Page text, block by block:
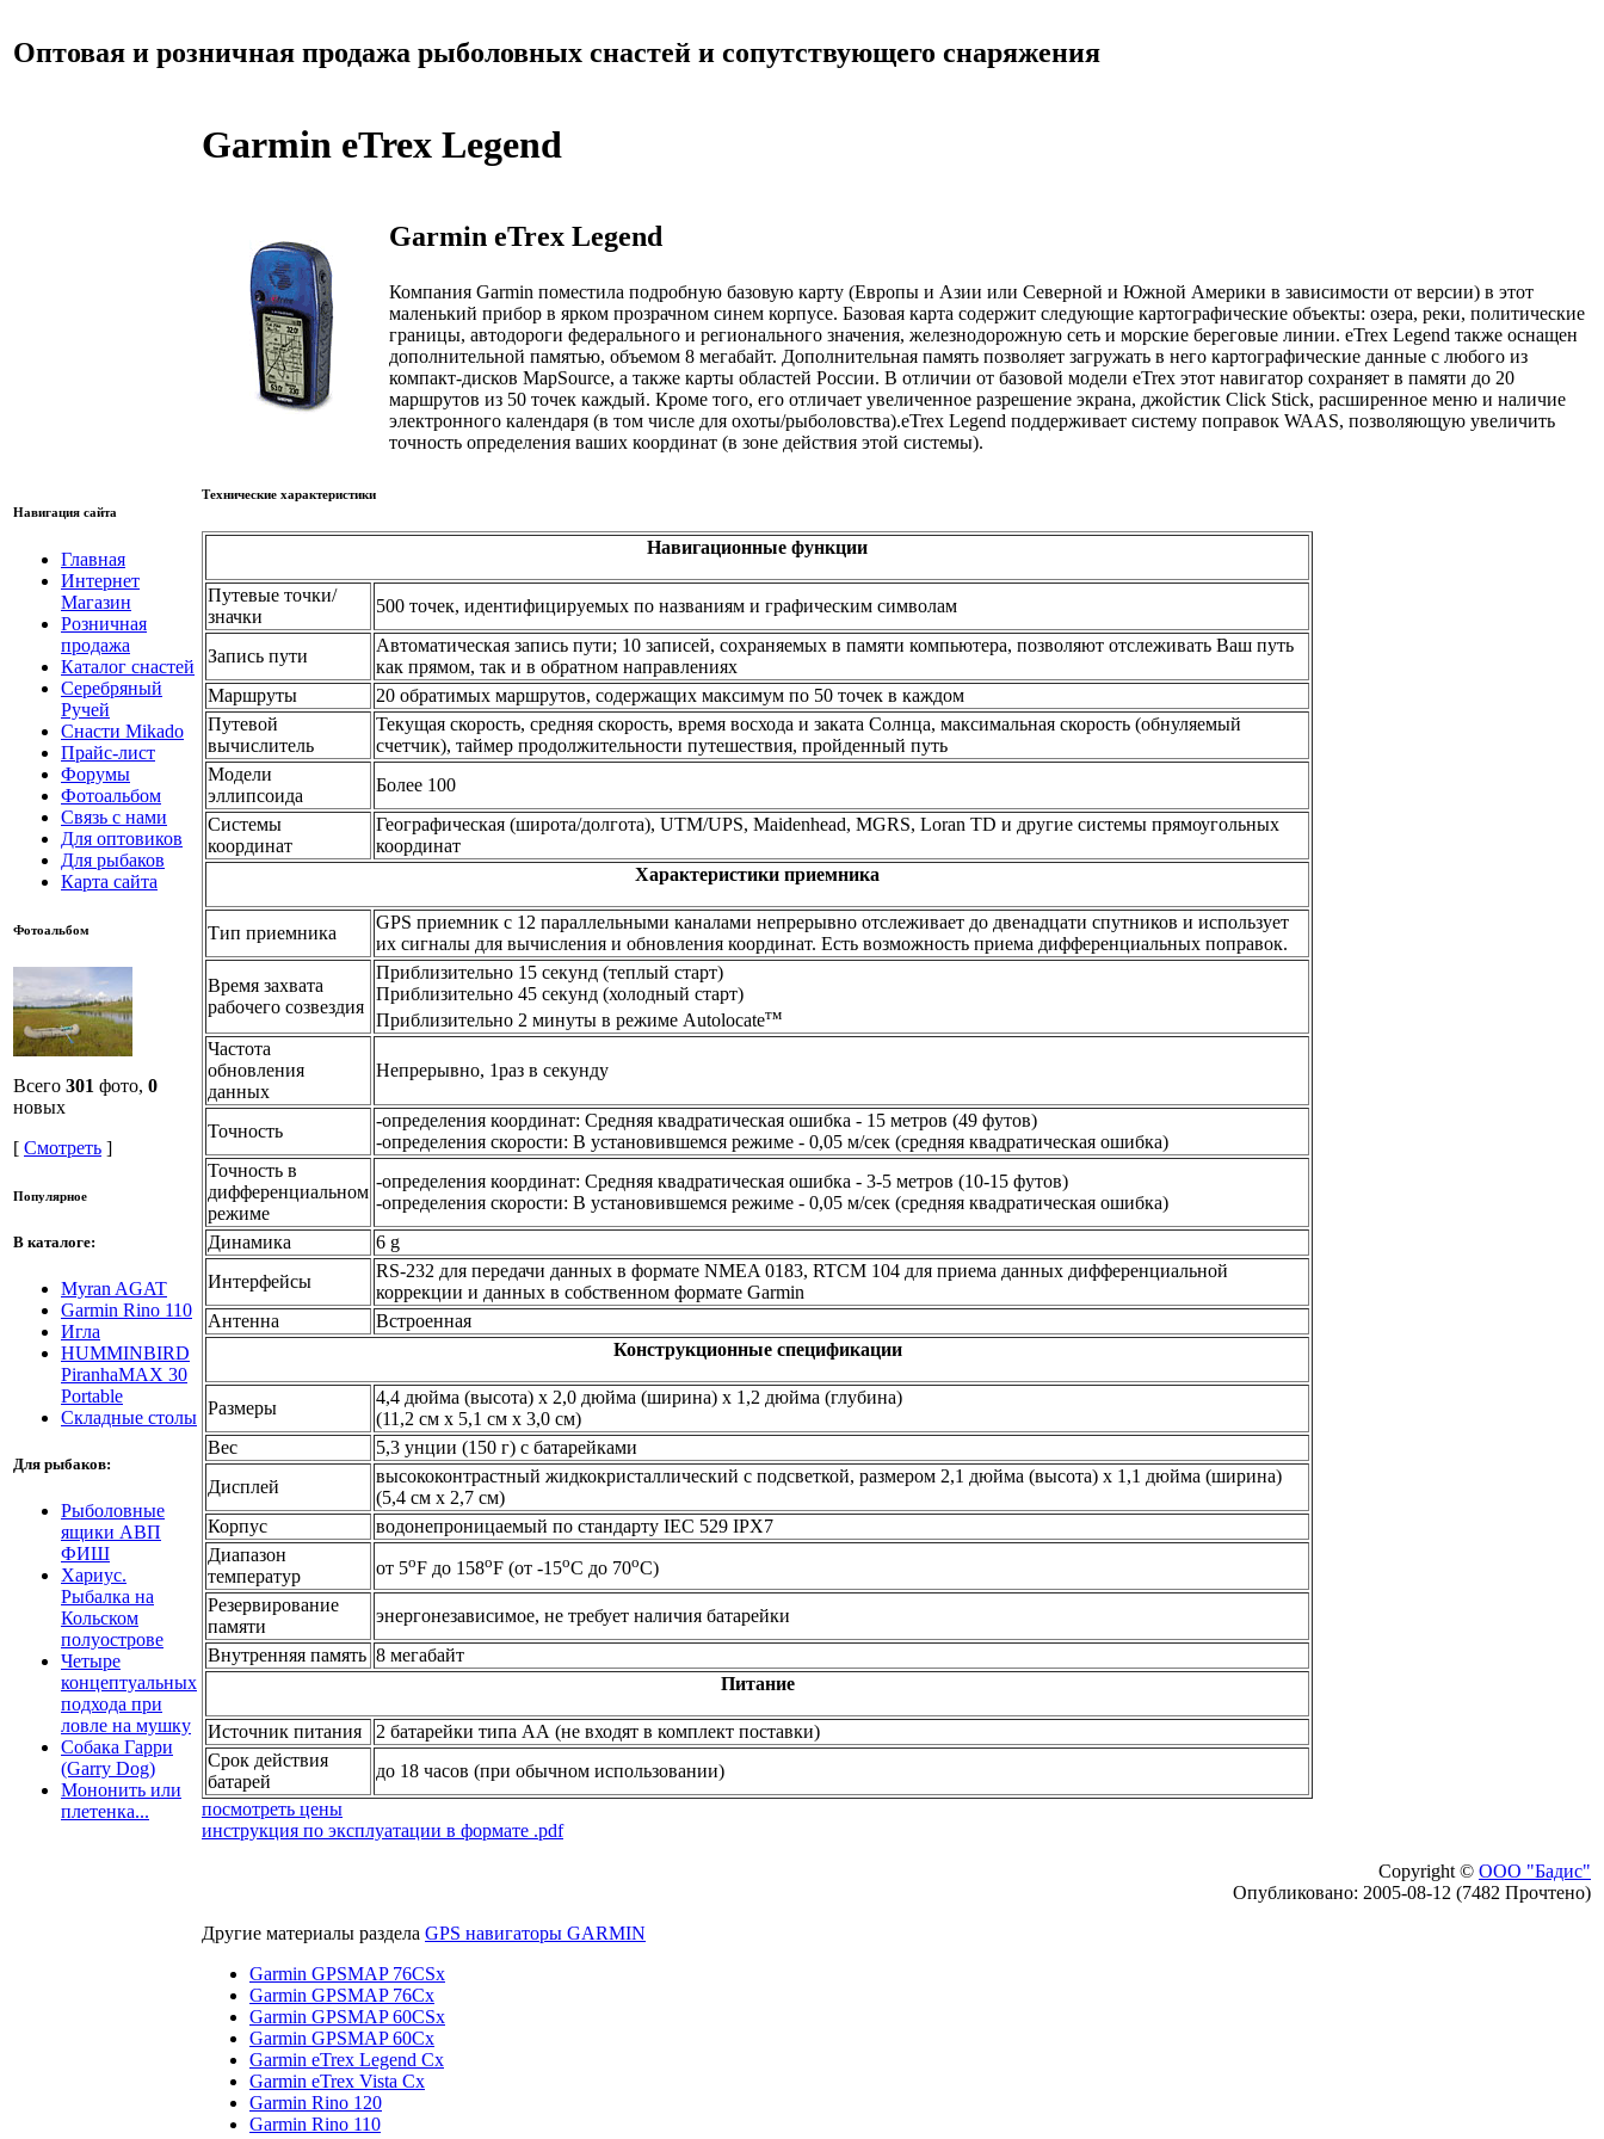
Оптовая и розничная продажа рыболовных снастей и сопутствующего снаряжения
Навигация сайта
Главная
Интернет
Магазин
Розничная
продажа
Каталог снастей
Серебряный
Ручей
Снасти Mikado
Прайс-лист
Форумы
Фотоальбом
Связь с нами
Для оптовиков
Для рыбаков
Карта сайта
Фотоальбом
Всего 301 фото, 0
новых
[ Смотреть ]
Популярное
В каталоге:
Myran AGAT
Garmin Rino 110
Игла
HUMMINBIRD
PiranhaMAX 30
Portable
Складные столы
Для рыбаков:
Рыболовные
ящики АВП
ФИШ
Хариус.
Рыбалка на
Кольском
полуострове
Четыре
концептуальных
подхода при
ловле на мушку
Собака Гарри
(Garry Dog)
Мононить или
плетенка...
Garmin eTrex Legend
Garmin eTrex Legend
Компания Garmin поместила подробную базовую карту (Европы и Азии или Северной и Южной Америки в зависимости от версии) в этот
маленький прибор в ярком прозрачном синем корпусе. Базовая карта содержит следующие картографические объекты: озера, реки, политические
границы, автодороги федерального и регионального значения, железнодорожную сеть и морские береговые линии. eTrex Legend также оснащен
дополнительной памятью, объемом 8 мегабайт. Дополнительная память позволяет загружать в него картографические данные с любого из
компакт-дисков MapSource, а также карты областей России. В отличии от базовой модели eTrex этот навигатор сохраняет в памяти до 20
маршрутов из 50 точек каждый. Кроме того, его отличает увеличенное разрешение экрана, джойстик Click Stick, расширенное меню и наличие
электронного календаря (в том числе для охоты/рыболовства).eTrex Legend поддерживает систему поправок WAAS, позволяющую увеличить
точность определения ваших координат (в зоне действия этой системы).
Технические характеристики
Навигационные функции
Путевые точки/
значки
500 точек, идентифицируемых по названиям и графическим символам
Запись пути
Автоматическая запись пути; 10 записей, сохраняемых в памяти компьютера, позволяют отслеживать Ваш путь
как прямом, так и в обратном направлениях
Маршруты
20 обратимых маршрутов, содержащих максимум по 50 точек в каждом
Путевой
вычислитель
Текущая скорость, средняя скорость, время восхода и заката Солнца, максимальная скорость (обнуляемый
счетчик), таймер продолжительности путешествия, пройденный путь
Модели
эллипсоида
Более 100
Системы
координат
Географическая (широта/долгота), UTM/UPS, Maidenhead, MGRS, Loran TD и другие системы прямоугольных
координат
Характеристики приемника
Тип приемника
GPS приемник с 12 параллельными каналами непрерывно отслеживает до двенадцати спутников и использует
их сигналы для вычисления и обновления координат. Есть возможность приема дифференциальных поправок.
Время захвата
рабочего созвездия
Приблизительно 15 секунд (теплый старт)
Приблизительно 45 секунд (холодный старт)
Приблизительно 2 минуты в режиме Autolocateтм
Частота
обновления
данных
Непрерывно, 1раз в секунду
Точность
-определения координат: Средняя квадратическая ошибка - 15 метров (49 футов)
-определения скорости: В установившемся режиме - 0,05 м/сек (средняя квадратическая ошибка)
Точность в
дифференциальном
режиме
-определения координат: Средняя квадратическая ошибка - 3-5 метров (10-15 футов)
-определения скорости: В установившемся режиме - 0,05 м/сек (средняя квадратическая ошибка)
Динамика
6 g
Интерфейсы
RS-232 для передачи данных в формате NMEA 0183, RTCM 104 для приема данных дифференциальной
коррекции и данных в собственном формате Garmin
Антенна
Встроенная
Конструкционные спецификации
Размеры
4,4 дюйма (высота) х 2,0 дюйма (ширина) х 1,2 дюйма (глубина)
(11,2 см х 5,1 см х 3,0 см)
Вес
5,3 унции (150 г) с батарейками
Дисплей
высококонтрастный жидкокристаллический с подсветкой, размером 2,1 дюйма (высота) х 1,1 дюйма (ширина)
(5,4 см х 2,7 см)
Корпус
водонепроницаемый по стандарту IEC 529 IPX7
Диапазон
температур
от 5oF до 158oF (от -15oС до 70oС)
Резервирование
памяти
энергонезависимое, не требует наличия батарейки
Внутренняя память 8 мегабайт
Питание
Источник питания
2 батарейки типа АА (не входят в комплект поставки)
Срок действия
батарей
до 18 часов (при обычном использовании)
посмотреть цены
инструкция по эксплуатации в формате .pdf
Copyright © ООО "Бадис"
Опубликовано: 2005-08-12 (7482 Прочтено)
Другие материалы раздела GPS навигаторы GARMIN
Garmin GPSMAP 76CSx
Garmin GPSMAP 76Cx
Garmin GPSMAP 60CSx
Garmin GPSMAP 60Cx
Garmin eTrex Legend Cx
Garmin eTrex Vista Cx
Garmin Rino 120
Garmin Rino 110